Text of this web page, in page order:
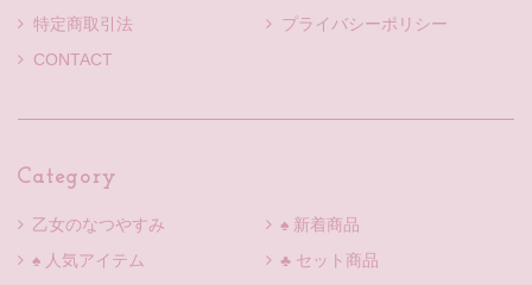
特定商取引法
プライバシーポリシー
CONTACT
Category
乙女のなつやすみ
♠ 新着商品
♠ 人気アイテム
♣ セット商品